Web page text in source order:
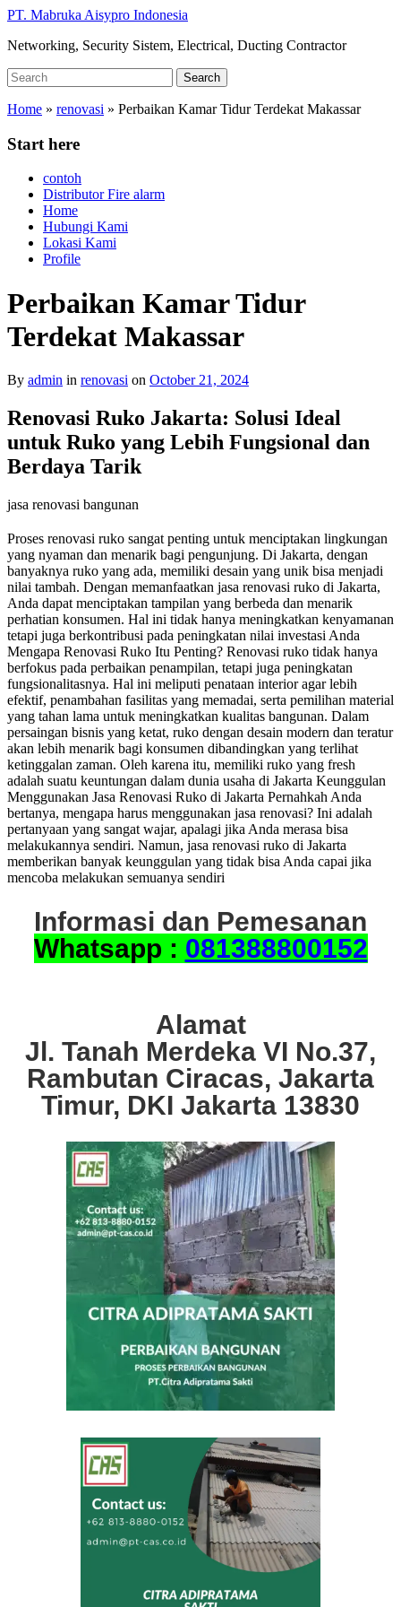
Skip
main
PT. Mabruka Aisypro Indonesia
Networking, Security Sistem, Electrical, Ducting Contractor
Search
for:
Search
Home » renovasi » Perbaikan Kamar Tidur Terdekat Makassar
Start here
contoh
Distributor Fire alarm
Home
Hubungi Kami
Lokasi Kami
Profile
Perbaikan Kamar Tidur
Terdekat Makassar
By admin in renovasi on October 21, 2024
Renovasi Ruko Jakarta: Solusi Ideal
untuk Ruko yang Lebih Fungsional dan
Berdaya Tarik
jasa renovasi bangunan
Proses renovasi ruko sangat penting untuk menciptakan lingkungan
yang nyaman dan menarik bagi pengunjung. Di Jakarta, dengan
banyaknya ruko yang ada, memiliki desain yang unik bisa menjadi
nilai tambah. Dengan memanfaatkan jasa renovasi ruko di Jakarta,
Anda dapat menciptakan tampilan yang berbeda dan menarik
perhatian konsumen. Hal ini tidak hanya meningkatkan kenyamanan
tetapi juga berkontribusi pada peningkatan nilai investasi Anda
Mengapa Renovasi Ruko Itu Penting? Renovasi ruko tidak hanya
berfokus pada perbaikan penampilan, tetapi juga peningkatan
fungsionalitasnya. Hal ini meliputi penataan interior agar lebih
efektif, penambahan fasilitas yang memadai, serta pemilihan material
yang tahan lama untuk meningkatkan kualitas bangunan. Dalam
persaingan bisnis yang ketat, ruko dengan desain modern dan teratur
akan lebih menarik bagi konsumen dibandingkan yang terlihat
ketinggalan zaman. Oleh karena itu, memiliki ruko yang fresh
adalah suatu keuntungan dalam dunia usaha di Jakarta Keunggulan
Menggunakan Jasa Renovasi Ruko di Jakarta Pernahkah Anda
bertanya, mengapa harus menggunakan jasa renovasi? Ini adalah
pertanyaan yang sangat wajar, apalagi jika Anda merasa bisa
melakukannya sendiri. Namun, jasa renovasi ruko di Jakarta
memberikan banyak keunggulan yang tidak bisa Anda capai jika
mencoba melakukan semuanya sendiri
Informasi dan Pemesanan
Whatsapp : 081388800152
Alamat
Jl. Tanah Merdeka VI No.37,
Rambutan Ciracas, Jakarta
Timur, DKI Jakarta 13830